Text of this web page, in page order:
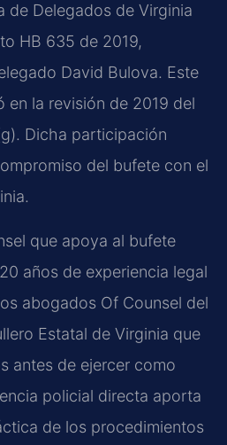
de Delegados de Virginia
HB 635 de 2019,
David Bulova. Este
la revisión de 2019 del
Dicha participación
del bufete con el
que apoya al bufete
años de experiencia legal
abogados Of Counsel del
Estatal de Virginia que
antes de ejercer como
policial directa aporta
de los procedimientos